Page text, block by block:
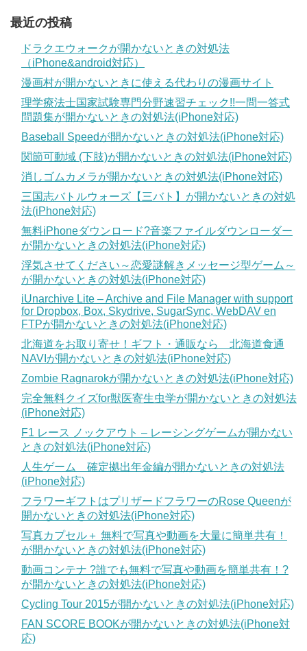
最近の投稿
ドラクエウォークが開かないときの対処法
（iPhone&android対応）
漫画村が開かないときに使える代わりの漫画サイト
理学療法士国家試験専門分野速習チェック!!一問一答式
問題集が開かないときの対処法(iPhone対応)
Baseball Speedが開かないときの対処法(iPhone対応)
関節可動域 (下肢)が開かないときの対処法(iPhone対応)
消しゴムカメラが開かないときの対処法(iPhone対応)
三国志バトルウォーズ【三バト】が開かないときの対処
法(iPhone対応)
無料iPhoneダウンロード?音楽ファイルダウンローダー
が開かないときの対処法(iPhone対応)
浮気させてください～恋愛謎解きメッセージ型ゲーム～
が開かないときの対処法(iPhone対応)
iUnarchive Lite – Archive and File Manager with support
for Dropbox, Box, Skydrive, SugarSync, WebDAV en
FTPが開かないときの対処法(iPhone対応)
北海道をお取り寄せ！ギフト・通販なら 北海道食通
NAVIが開かないときの対処法(iPhone対応)
Zombie Ragnarokが開かないときの対処法(iPhone対応)
完全無料クイズfor獣医寄生虫学が開かないときの対処法
(iPhone対応)
F1 レース ノックアウト – レーシングゲームが開かない
ときの対処法(iPhone対応)
人生ゲーム 確定拠出年金編が開かないときの対処法
(iPhone対応)
フラワーギフトはプリザードフラワーのRose Queenが
開かないときの対処法(iPhone対応)
写真カプセル＋ 無料で写真や動画を大量に簡単共有！
が開かないときの対処法(iPhone対応)
動画コンテナ ?誰でも無料で写真や動画を簡単共有！?
が開かないときの対処法(iPhone対応)
Cycling Tour 2015が開かないときの対処法(iPhone対応)
FAN SCORE BOOKが開かないときの対処法(iPhone対
応)